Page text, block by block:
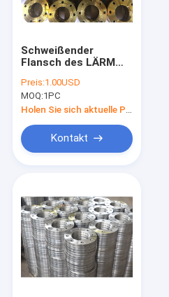
Schweißender
Flansch des LÄRM
Schmiedeeisen-Rohr-
Flansch-BS4504
PN16 des Hals-A105
C22.8
Preis:1.00USD
MOQ:1PC
Kontakt